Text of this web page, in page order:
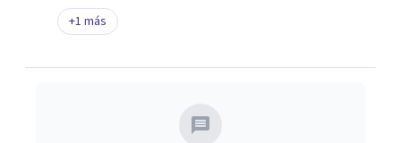
+1 más